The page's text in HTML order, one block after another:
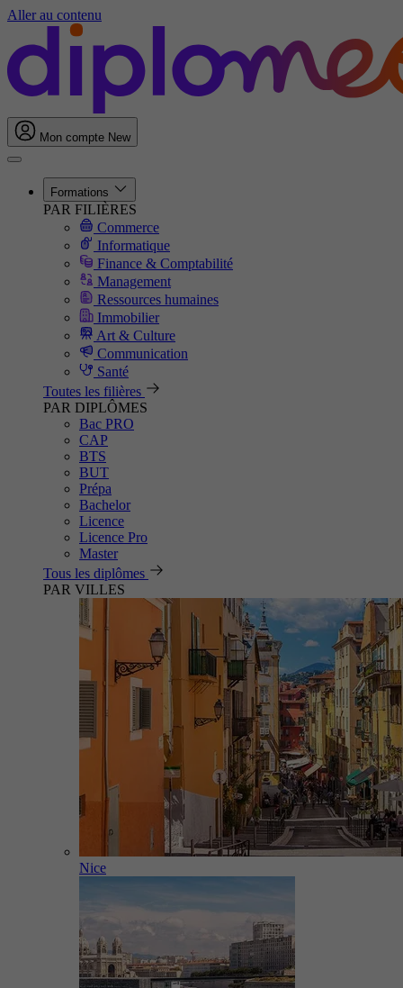
Aller au contenu
Mon compte New
Formations
PAR FILIÈRES
Commerce
Informatique
Finance & Comptabilité
Management
Ressources humaines
Immobilier
Art & Culture
Communication
Santé
Toutes les filières
PAR DIPLÔMES
Bac PRO
CAP
BTS
BUT
Prépa
Bachelor
Licence
Licence Pro
Master
Tous les diplômes
PAR VILLES
Nice